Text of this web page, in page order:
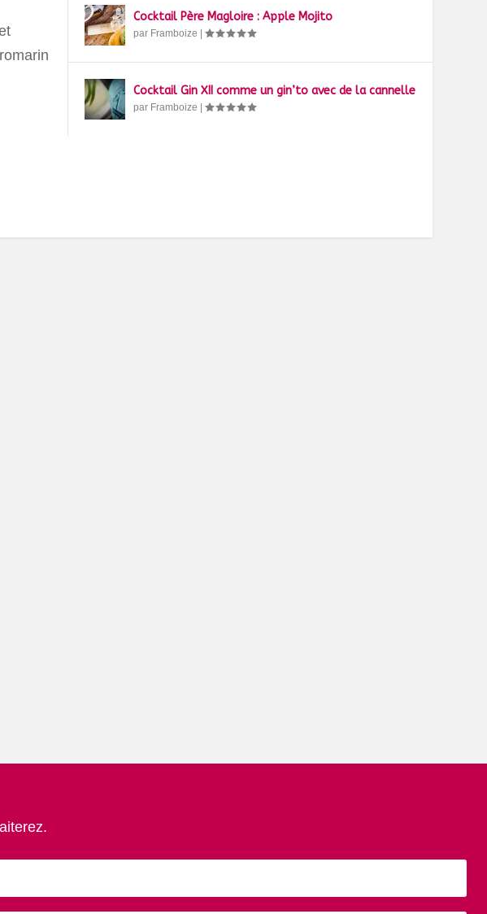
Cocktail Père Magloire : Apple Mojito
par Framboize |
Cocktail Gin XII comme un gin’to avec de la cannelle
par Framboize |